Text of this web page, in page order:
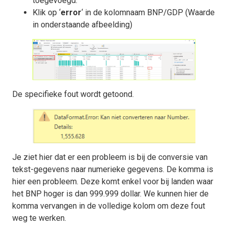
Klik op ‘error‘ in de kolomnaam BNP/GDP (Waarde
in onderstaande afbeelding)
De specifieke fout wordt getoond.
Je ziet hier dat er een probleem is bij de conversie van
tekst-gegevens naar numerieke gegevens. De komma is
hier een probleem. Deze komt enkel voor bij landen waar
het BNP hoger is dan 999.999 dollar. We kunnen hier de
komma vervangen in de volledige kolom om deze fout
weg te werken.